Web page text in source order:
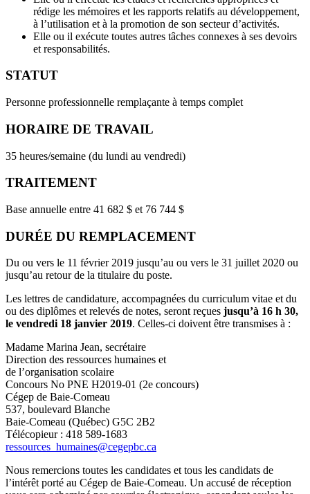
rédige les mémoires et les rapports relatifs au développement,
à l’utilisation et à la promotion de son secteur d’activités.
Elle ou il exécute toutes autres tâches connexes à ses devoirs
et responsabilités.
STATUT
Personne professionnelle remplaçante à temps complet
HORAIRE DE TRAVAIL
35 heures/semaine (du lundi au vendredi)
TRAITEMENT
Base annuelle entre 41 682 $ et 76 744 $
DURÉE DU REMPLACEMENT
Du ou vers le 11 février 2019 jusqu’au ou vers le 31 juillet 2020 ou
jusqu’au retour de la titulaire du poste.
Les lettres de candidature, accompagnées du curriculum vitae et du
ou des diplômes et relevés de notes, seront reçues jusqu’à 16 h 30,
le vendredi 18 janvier 2019. Celles-ci doivent être transmises à :
Madame Marina Jean, secrétaire
Direction des ressources humaines et
de l’organisation scolaire
Concours No PNE H2019-01 (2e concours)
Cégep de Baie-Comeau
537, boulevard Blanche
Baie-Comeau (Québec) G5C 2B2
Télécopieur : 418 589-1683
ressources_humaines@cegepbc.ca
Nous remercions toutes les candidates et tous les candidats de
l’intérêt porté au Cégep de Baie-Comeau. Un accusé de réception